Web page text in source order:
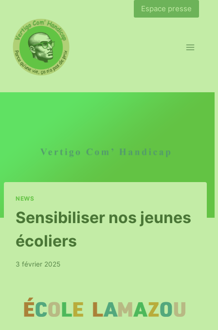
Espace presse
NEWS
Sensibiliser nos jeunes
écoliers
3 février 2025